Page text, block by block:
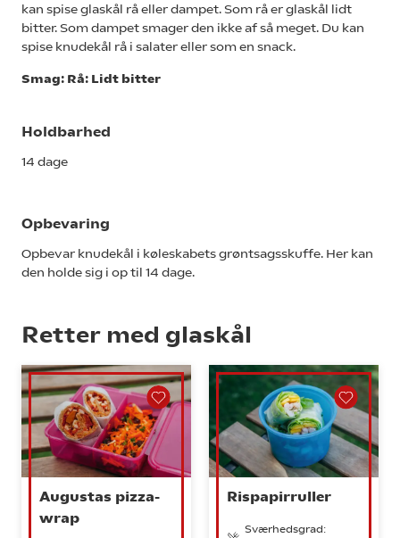
kan spise glaskål rå eller dampet. Som rå er glaskål lidt
bitter. Som dampet smager den ikke af så meget. Du kan
spise knudekål rå i salater eller som en snack.
Smag: Rå: Lidt bitter
Holdbarhed
14 dage
Opbevaring
Opbevar knudekål i køleskabets grøntsagsskuffe. Her kan
den holde sig i op til 14 dage.
Retter med glaskål
Augustas pizza-
wrap
Rispapirruller
Sværhedsgrad: